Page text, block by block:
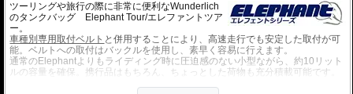
ツーリングや旅行の際に非常に便利なWunderlich
のタンクバッグ Elephant Tour/エレファントツア
ー。
車種別専用取付ベルト と併用することにより、高速走行でも安定した取付が可
能。ベルトへの取付はバックルを使用し、素早く容易に行えます。
通常のElephantよりもライディング時に圧迫感のない小型ながら、約10リット
ルの容量を確保。携行品はもちろん、ちょっとした荷物も充分積載可能です。